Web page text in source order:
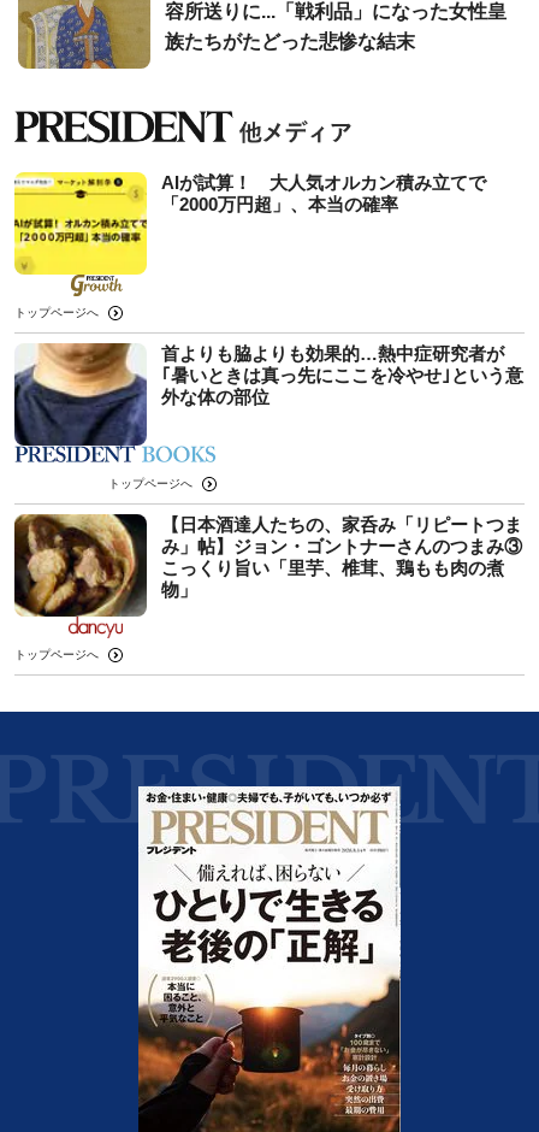
容所送りに...「戦利品」になった女性皇
族たちがたどった悲惨な結末
AIが試算！ 大人気オルカン積み立てで
「2000万円超」、本当の確率
トップページへ
首よりも脇よりも効果的…熱中症研究者が
｢暑いときは真っ先にここを冷やせ｣という意
外な体の部位
トップページへ
【日本酒達人たちの、家呑み「リピートつま
み」帖】ジョン・ゴントナーさんのつまみ③
こっくり旨い「里芋、椎茸、鶏もも肉の煮
物」
トップページへ